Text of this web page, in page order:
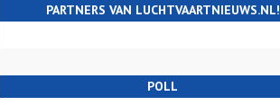
PARTNERS VAN LUCHTVAARTNIEUWS.NL!
POLL